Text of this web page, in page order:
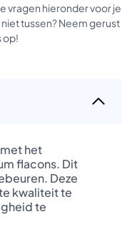
vragen hieronder voor je
tussen? Neem gerust
op!
het
flacons. Dit
Deze
kwaliteit te
te